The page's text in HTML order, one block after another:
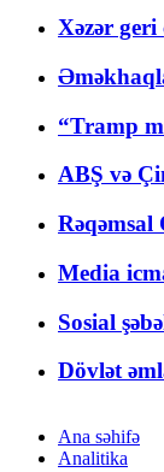
Xəzər
“Tramp
ABŞ və
Media
Sosial
Dövlət
Ana səhifə
Analitika